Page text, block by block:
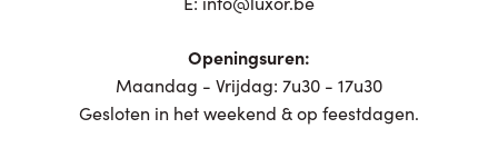
Openingsuren:
Maandag - Vrijdag: 7u30 - 17u30
Gesloten in het weekend & op feestdagen.